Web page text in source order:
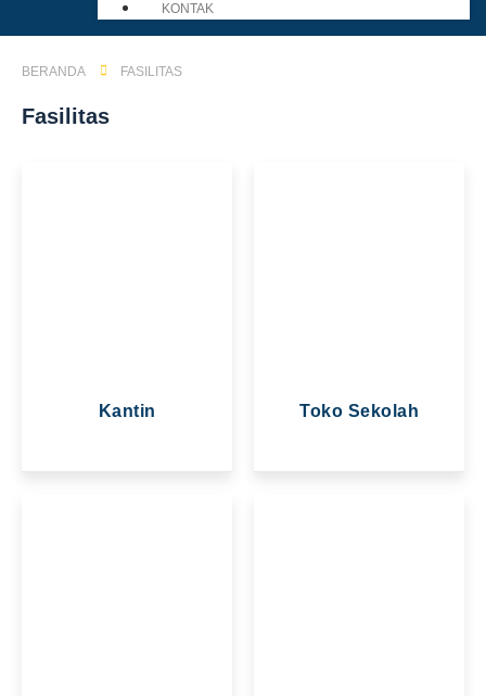
KONTAK
BERANDA FASILITAS
Fasilitas
Kantin Toko Sekolah